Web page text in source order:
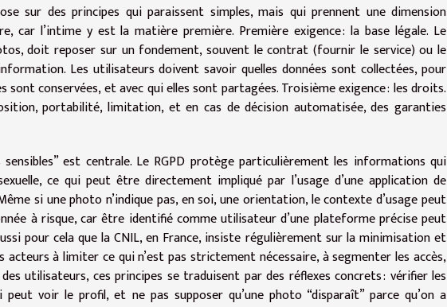
sur des principes qui paraissent simples, mais qui prennent une dimension
car l’intime y est la matière première. Première exigence : la base légale. Le
doit reposer sur un fondement, souvent le contrat (fournir le service) ou le
Les utilisateurs doivent savoir quelles données sont collectées, pour
sont conservées, et avec qui elles sont partagées. Troisième exigence : les droits.
portabilité, limitation, et en cas de décision automatisée, des garanties
sensibles” est centrale. Le RGPD protège particulièrement les informations qui
ce qui peut être directement impliqué par l’usage d’une application de
si une photo n’indique pas, en soi, une orientation, le contexte d’usage peut
à risque, car être identifié comme utilisateur d’une plateforme précise peut
pour cela que la CNIL, en France, insiste régulièrement sur la minimisation et
acteurs à limiter ce qui n’est pas strictement nécessaire, à segmenter les accès,
utilisateurs, ces principes se traduisent par des réflexes concrets : vérifier les
voir le profil, et ne pas supposer qu’une photo “disparaît” parce qu’on a